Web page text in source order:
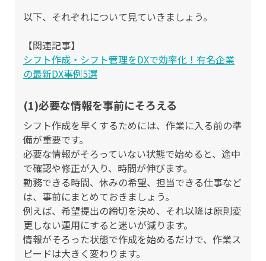
以下、それぞれについて見ていきましょう。
【関連記事】
シフト作成・シフト管理をDXで効率化！有名企業
の最新DX事例5選
(1)必要な情報を事前にそろえる
シフト作成を早くするためには、作業に入る前の準
備が重要です。
必要な情報がそろっていない状態で始めると、途中
で確認や修正が入り、時間が伸びます。
勤務できる時間、休みの希望、担当できる仕事など
は、事前にまとめておきましょう。
例えば、希望提出の締切を決め、それ以降は原則変
更しない運用にすると迷いが減ります。
情報がそろった状態で作成を始めるだけで、作業ス
ピードは大きく変わります。